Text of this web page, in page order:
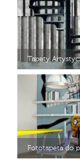
Tapety
Fototapeta do